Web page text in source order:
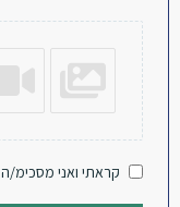
קראתי ואני מסכימ/ה